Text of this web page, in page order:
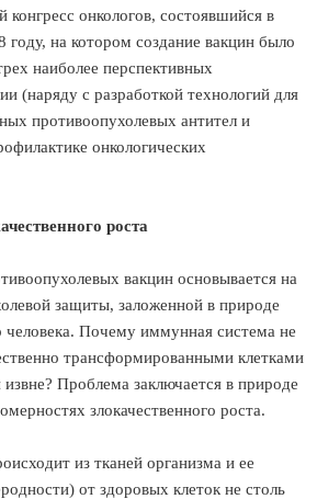
онкологов, состоявшийся в
на котором создание вакцин было
наиболее перспективных
(наряду с разработкой технологий для
противоопухолевых антител и
онкологических
роста
вакцин основывается на
защиты, заложенной в природе
человека. Почему иммунная система не
трансформированными клетками
Проблема заключается в природе
злокачественного роста.
из тканей организма и ее
от здоровых клеток не столь